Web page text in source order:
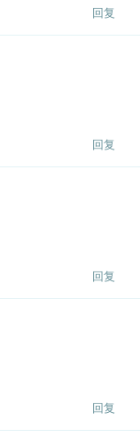
回复
回复
回复
回复